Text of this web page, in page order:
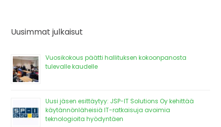
Uusimmat julkaisut
Vuosikokous päätti hallituksen kokoonpanosta
tulevalle kaudelle
Uusi jäsen esittäytyy: JSP-IT Solutions Oy kehittää
käytännönläheisiä IT-ratkaisuja avoimia
teknologioita hyödyntäen